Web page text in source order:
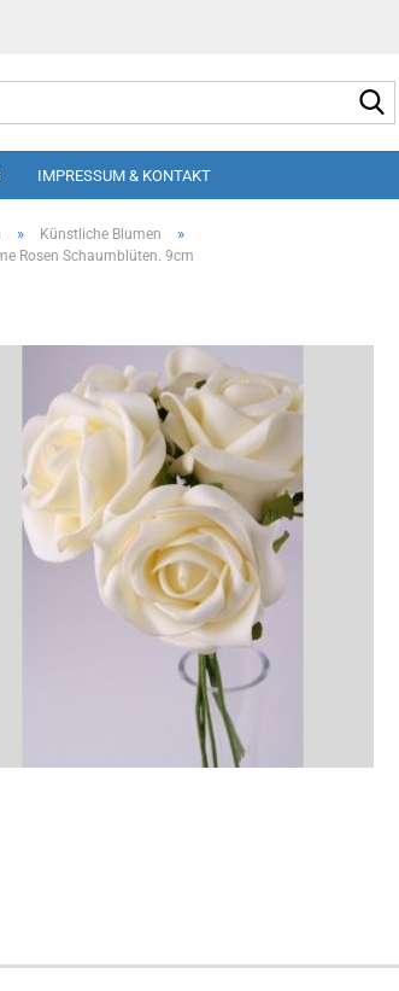
IMPRESSUM & KONTAKT
» Künstliche Blumen »
Rosen Schaumblüten. 9cm